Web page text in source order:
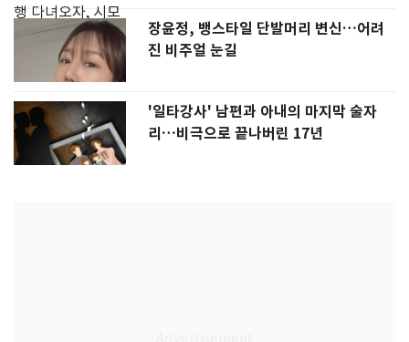
장윤정, 뱅스타일 단발머리 변신…어려
진 비주얼 눈길
'일타강사' 남편과 아내의 마지막 술자
리…비극으로 끝나버린 17년